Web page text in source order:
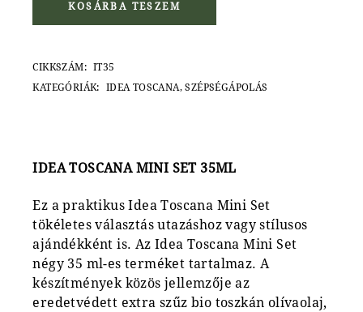
KOSÁRBA TESZEM
CIKKSZÁM: IT35
KATEGÓRIÁK:
IDEA TOSCANA,SZÉPSÉGÁPOLÁS
IDEA TOSCANA MINI SET 35ML
Ez a praktikus Idea Toscana Mini Set
tökéletes választás utazáshoz vagy stílusos
ajándékként is. Az Idea Toscana Mini Set
négy 35 ml-es terméket tartalmaz. A
készítmények közös jellemzője az
eredetvédett extra szűz bio toszkán olívaolaj,